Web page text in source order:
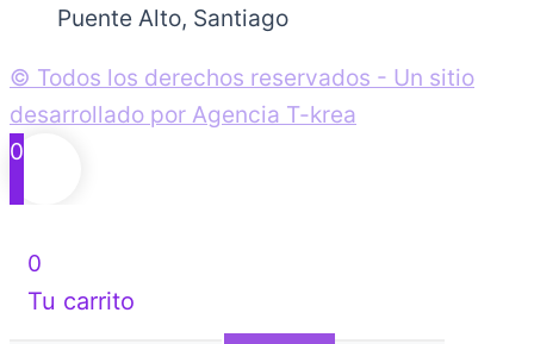
Puente Alto, Santiago
© Todos los derechos reservados - Un sitio
desarrollado por Agencia T-krea
0
0
Tu carrito